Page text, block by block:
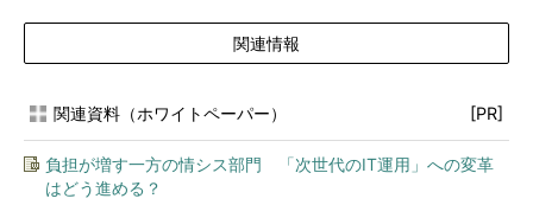
関連情報
関連資料（ホワイトペーパー） [PR]
負担が増す一方の情シス部門 「次世代のIT運用」への変革
はどう進める？